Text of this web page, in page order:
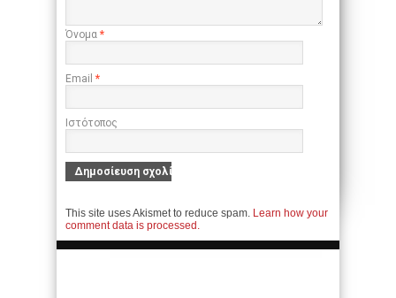
Όνομα *
Email *
Ιστότοπος
This site uses Akismet to reduce spam. Learn how your
comment data is processed.